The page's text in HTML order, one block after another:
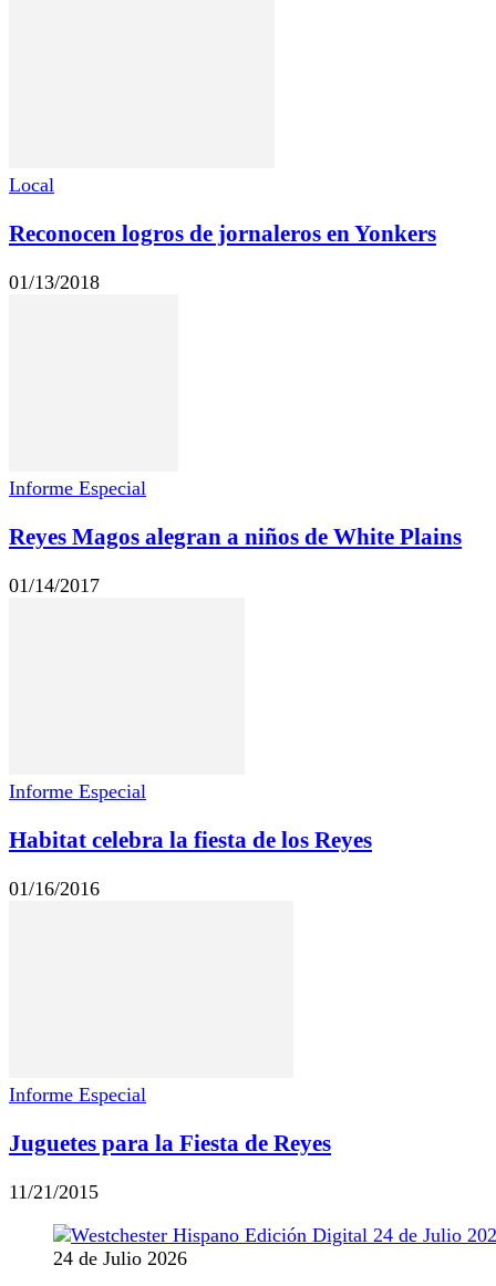
Local
Reconocen logros de jornaleros en Yonkers
01/13/2018
Informe Especial
Reyes Magos alegran a niños de White Plains
01/14/2017
Informe Especial
Habitat celebra la fiesta de los Reyes
01/16/2016
Informe Especial
Juguetes para la Fiesta de Reyes
11/21/2015
24 de Julio 2026